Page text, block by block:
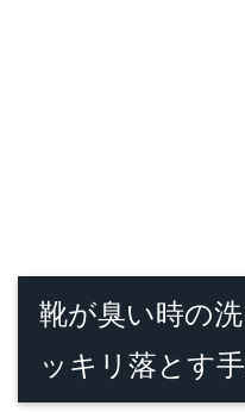
靴が臭い時の
ッキリ落とす